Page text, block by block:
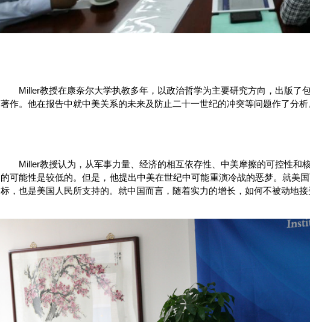
Miller教授在康奈尔大学执教多年，以政治哲学为主要研究方向，出版了
著作。他在报告中就中美关系的未来及防止二十一世纪的冲突等问题作了分析
Miller教授认为，从军事力量、经济的相互依存性、中美摩擦的可控性和
的可能性是较低的。但是，他提出中美在世纪中可能重演冷战的恶梦。就美
标，也是美国人民所支持的。就中国而言，随着实力的增长，如何不被动地